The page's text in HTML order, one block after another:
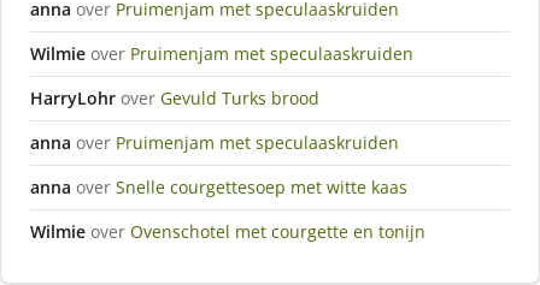
anna over Pruimenjam met speculaaskruiden
Wilmie over Pruimenjam met speculaaskruiden
HarryLohr over Gevuld Turks brood
anna over Pruimenjam met speculaaskruiden
anna over Snelle courgettesoep met witte kaas
Wilmie over Ovenschotel met courgette en tonijn